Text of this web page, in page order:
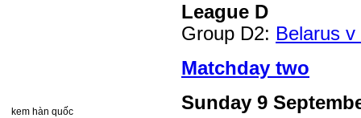
kem hàn quốc
League D
Group D2: Belarus
Matchday two
Sunday 9